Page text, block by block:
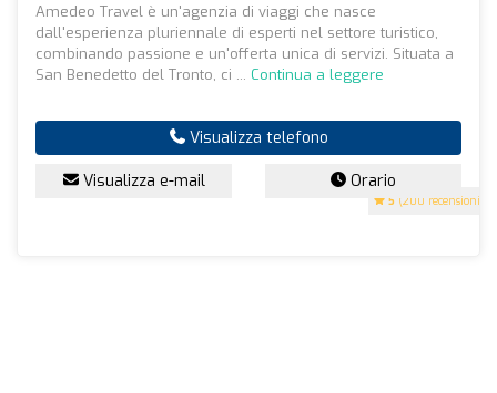
5 (200 recensioni)
Amedeo Travel è un'agenzia di viaggi che nasce
dall'esperienza pluriennale di esperti nel settore turistico,
combinando passione e un'offerta unica di servizi. Situata a
San Benedetto del Tronto, ci ... Continua a leggere
Visualizza telefono
Visualizza e-mail Orario